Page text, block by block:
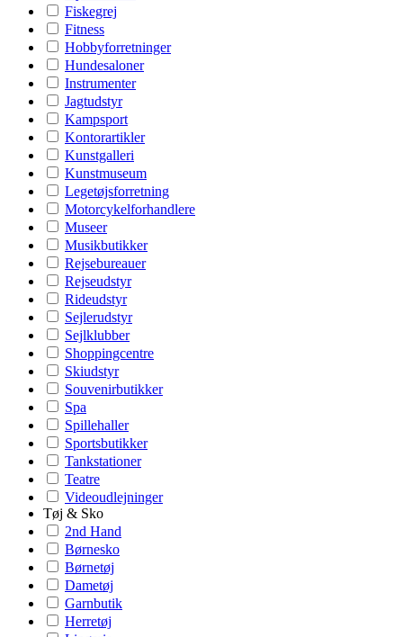
Fiskegrej
Fitness
Hobbyforretninger
Hundesaloner
Instrumenter
Jagtudstyr
Kampsport
Kontorartikler
Kunstgalleri
Kunstmuseum
Legetøjsforretning
Motorcykelforhandlere
Museer
Musikbutikker
Rejsebureauer
Rejseudstyr
Rideudstyr
Sejlerudstyr
Sejlklubber
Shoppingcentre
Skiudstyr
Souvenirbutikker
Spa
Spillehaller
Sportsbutikker
Tankstationer
Teatre
Videoudlejninger
Tøj & Sko
2nd Hand
Børnesko
Børnetøj
Dametøj
Garnbutik
Herretøj